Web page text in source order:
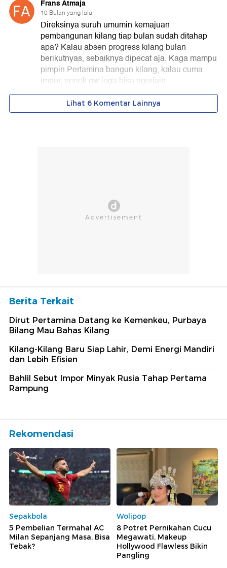
Berita Terkait
Dirut Pertamina Datang ke Kemenkeu, Purbaya
Bilang Mau Bahas Kilang
Kilang-Kilang Baru Siap Lahir, Demi Energi Mandiri
dan Lebih Efisien
Bahlil Sebut Impor Minyak Rusia Tahap Pertama
Rampung
Rekomendasi
Sepakbola
5 Pembelian Termahal AC
Milan Sepanjang Masa, Bisa
Tebak?
Wolipop
8 Potret Pernikahan Cucu
Megawati, Makeup
Hollywood Flawless Bikin
Pangling